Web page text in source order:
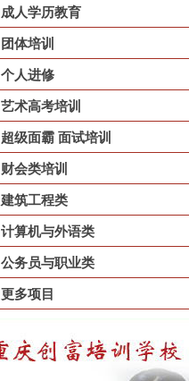
成人学历教育
团体培训
个人进修
艺术高考培训
超级面霸 面试培训
财会类培训
建筑工程类
计算机与外语类
公务员与职业类
更多项目